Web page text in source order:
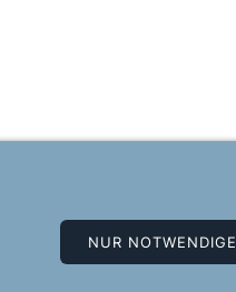
NUR NOTWENDIGE